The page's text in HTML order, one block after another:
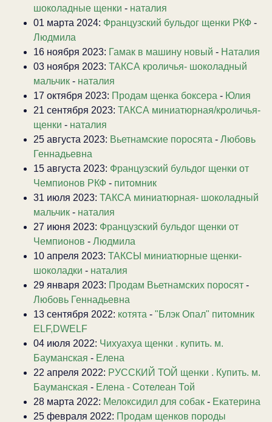
шоколадные щенки - наталия
01 марта 2024: Французский бульдог щенки РКФ -
Людмила
16 ноября 2023: Гамак в машину новый - Наталия
03 ноября 2023: ТАКСА кроличья- шоколадный
мальчик - наталия
17 октября 2023: Продам щенка боксера - Юлия
21 сентября 2023: ТАКСА миниатюрная/кроличья-
щенки - наталия
25 августа 2023: Вьетнамские поросята - Любовь
Геннадьевна
15 августа 2023: Французский бульдог щенки от
Чемпионов РКФ - питомник
31 июля 2023: ТАКСА миниатюрная- шоколадный
мальчик - наталия
27 июня 2023: Французский бульдог щенки от
Чемпионов - Людмила
10 апреля 2023: ТАКСЫ миниатюрные щенки-
шоколадки - наталия
29 января 2023: Продам Вьетнамских поросят -
Любовь Геннадьевна
13 сентября 2022: котята - "Блэк Опал" питомник
ELF,DWELF
04 июля 2022: Чихуахуа щенки . купить. м.
Бауманская - Елена
22 апреля 2022: РУССКИЙ ТОЙ щенки . Купить. м.
Бауманская - Елена - Сотелеан Той
28 марта 2022: Мелоксидил для собак - Екатерина
25 февраля 2022: Продам щенков породы